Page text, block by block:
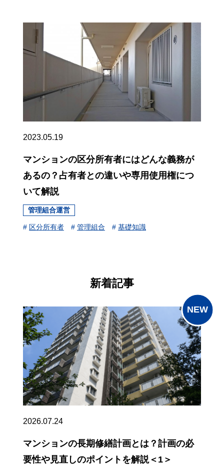
2023.05.19
マンションの区分所有者にはどんな義務が
あるの？占有者との違いや専用使用権につ
いて解説
管理組合運営
# 区分所有者 # 管理組合 # 基礎知識
新着記事
2026.07.24
マンションの長期修繕計画とは？計画の必
要性や見直しのポイントを解説＜1＞